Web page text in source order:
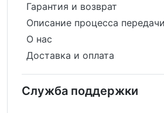
Гарантия и возврат
Описание процесса
О нас
Доставка и оплата
Служба поддержки